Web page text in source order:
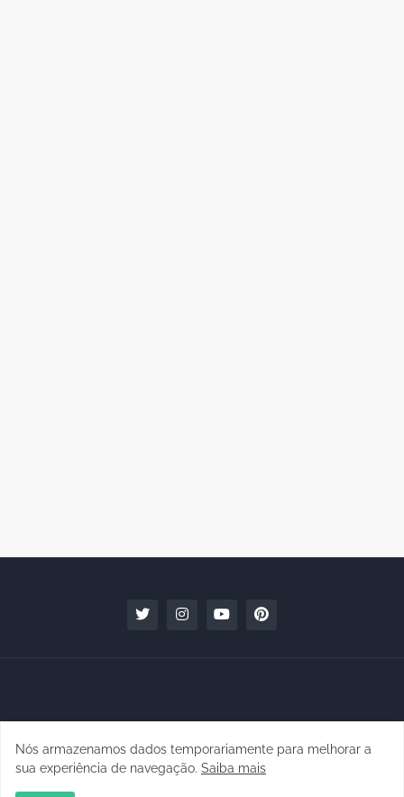
Copyright © 2010 - 2026 | raphanomundo
Nós armazenamos dados temporariamente para melhorar a
sua experiência de navegação. Saiba mais